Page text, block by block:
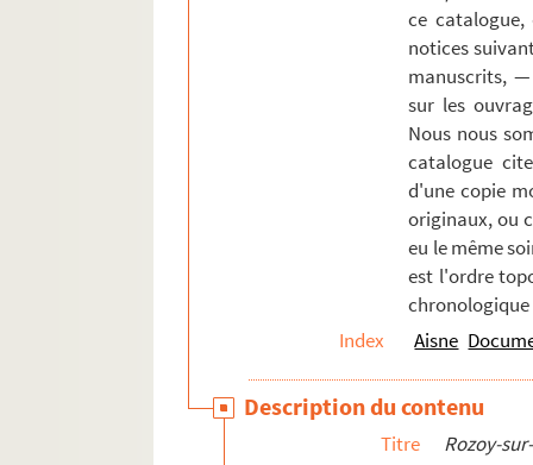
Séry-les-Mézières
ce
notices
manuscrits, —
sur les
Nous nous
catalogue
d'une copie
originaux, ou
eu le même
est l'ordre
chronologique
Index
Aisne
Description du contenu
Titre
Rozoy-